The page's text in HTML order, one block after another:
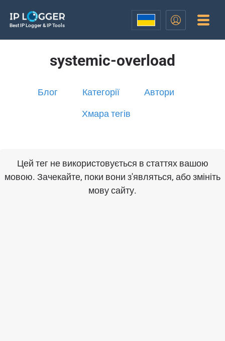
Best IP Logger & IP Tools
systemic-overload
Блог Категорії Автори
Хмара тегів